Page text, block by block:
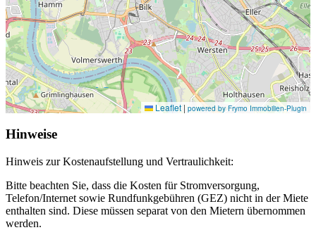
Leaflet | powered by Frymo Immobilien-Plugin
Hinweise
Hinweis zur Kostenaufstellung und Vertraulichkeit:
Bitte beachten Sie, dass die Kosten für Stromversorgung,
Telefon/Internet sowie Rundfunkgebühren (GEZ) nicht in der Miete
enthalten sind. Diese müssen separat von den Mietern übernommen
werden.